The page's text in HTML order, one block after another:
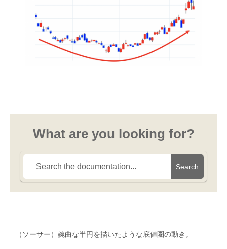
What are you looking for?
Search
（ソーサー）婉曲な半円を描いたような底値圏の動き。